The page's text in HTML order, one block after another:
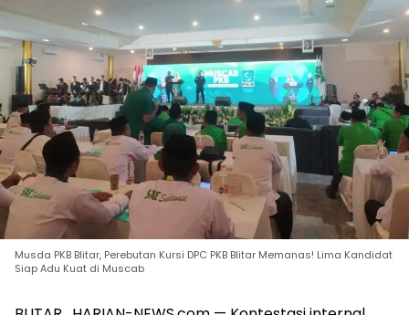
Musda PKB Blitar, Perebutan Kursi DPC PKB Blitar Memanas! Lima Kandidat
Siap Adu Kuat di Muscab